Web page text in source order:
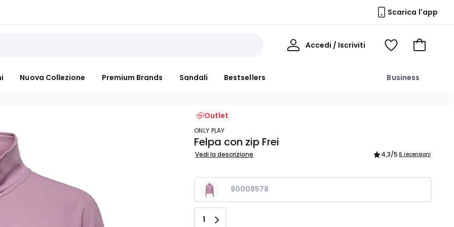
Scarica l'app
Nuova Collezione Premium Brands Sandali Bestsellers Business
Accedi / Iscriviti
Voir
Vai
Outlet
ONLY PLAY
Felpa con zip Frei
Vedi la descrizione 4,3/5 6 recensioni
90008578
Quantità
1